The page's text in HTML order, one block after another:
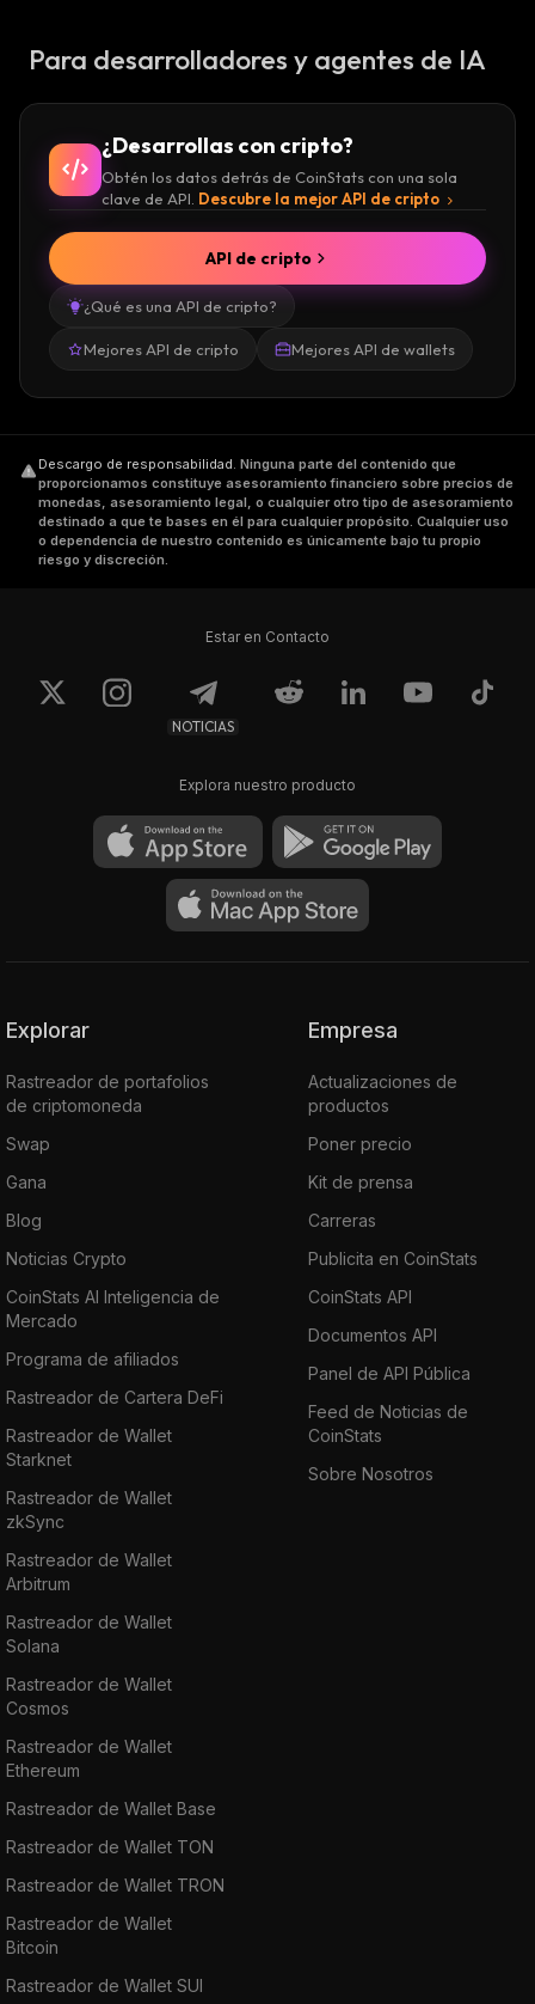
Para desarrolladores y agentes de IA
¿Desarrollas con cripto?
Obtén los datos detrás de CoinStats con una sola
clave de API. Descubre la mejor API de cripto
¿Qué es una API de cripto?
Mejores API de cripto Mejores API de wallets
API de cripto
Descargo de responsabilidad. Ninguna parte del contenido que
proporcionamos constituye asesoramiento financiero sobre precios de
monedas, asesoramiento legal, o cualquier otro tipo de asesoramiento
destinado a que te bases en él para cualquier propósito. Cualquier uso
o dependencia de nuestro contenido es únicamente bajo tu propio
riesgo y discreción.
Estar en Contacto
NOTICIAS
Explora nuestro producto
Explorar
Rastreador de portafolios
de criptomoneda
Swap
Gana
Blog
Noticias Crypto
CoinStats AI Inteligencia de
Mercado
Programa de afiliados
Rastreador de Cartera DeFi
Rastreador de Wallet
Starknet
Rastreador de Wallet
zkSync
Rastreador de Wallet
Arbitrum
Rastreador de Wallet
Solana
Rastreador de Wallet
Cosmos
Rastreador de Wallet
Ethereum
Rastreador de Wallet Base
Rastreador de Wallet TON
Rastreador de Wallet TRON
Rastreador de Wallet
Bitcoin
Rastreador de Wallet SUI
Empresa
Actualizaciones de
productos
Poner precio
Kit de prensa
Carreras
Publicita en CoinStats
CoinStats API
Documentos API
Panel de API Pública
Feed de Noticias de
CoinStats
Sobre Nosotros